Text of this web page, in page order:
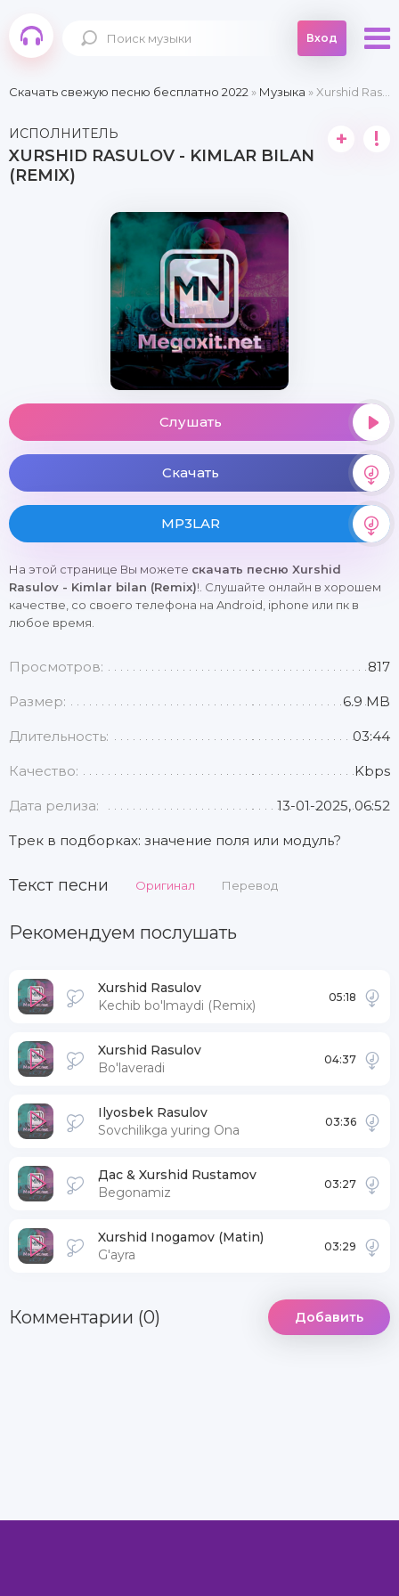
Вход
Скачать свежую песню бесплатно 2022 » Музыка » Xurshid Rasulov - Kimlar bilan (Remix)
ИСПОЛНИТЕЛЬ
XURSHID RASULOV - KIMLAR BILAN
(REMIX)
+ !
Слушать
Скачать
MP3LAR
На этой странице Вы можете скачать песню Xurshid
Rasulov - Kimlar bilan (Remix)!. Слушайте онлайн в хорошем
качестве, со своего телефона на Android, iphone или пк в
любое время.
Просмотров: 817
Размер: 6.9 MB
Длительность: 03:44
Качество: Kbps
Дата релиза: 13-01-2025, 06:52
Трек в подборках: значение поля или модуль?
Текст песни Оригинал Перевод
Рекомендуем послушать
Xurshid Rasulov
Kechib bo'lmaydi (Remix)
05:18
Xurshid Rasulov
Bo'laveradi
04:37
Ilyosbek Rasulov
Sovchilikga yuring Ona
03:36
Дас & Xurshid Rustamov
Begonamiz
03:27
Xurshid Inogamov (Matin)
G'ayra
03:29
Комментарии (0) Добавить